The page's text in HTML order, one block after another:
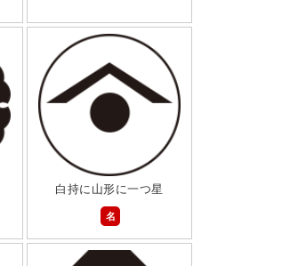
白持に山形に一つ星
名